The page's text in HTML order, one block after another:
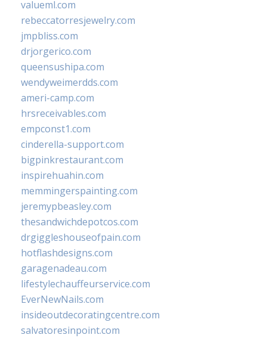
valueml.com
rebeccatorresjewelry.com
jmpbliss.com
drjorgerico.com
queensushipa.com
wendyweimerdds.com
ameri-camp.com
hrsreceivables.com
empconst1.com
cinderella-support.com
bigpinkrestaurant.com
inspirehuahin.com
memmingerspainting.com
jeremypbeasley.com
thesandwichdepotcos.com
drgiggleshouseofpain.com
hotflashdesigns.com
garagenadeau.com
lifestylechauffeurservice.com
EverNewNails.com
insideoutdecoratingcentre.com
salvatoresinpoint.com